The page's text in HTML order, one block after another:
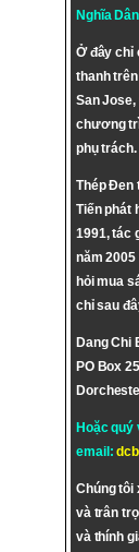
Nghĩa
Ở đây chỉ
thanh
San
chương
phụ trách.
Thép Đen
Tiến phát
1991, tác
năm 2005
hỏi mua
chỉ sau
Dang Chi
PO Box
Hoặc quý
email:
Chúng tôi
và trân
và thính